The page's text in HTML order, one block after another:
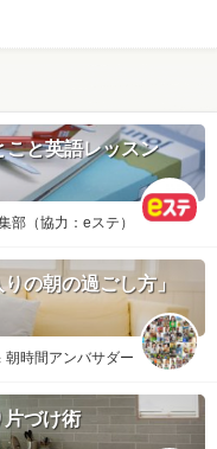
こと英語レッスン
部（協力：eステ）
の朝の過ごし方」
朝時間アンバサダー
片づけ術